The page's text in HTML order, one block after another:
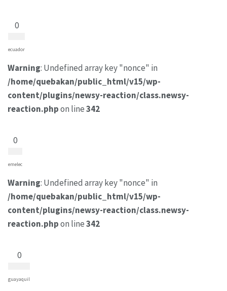
0
ecuador
Warning: Undefined array key "nonce" in
/home/quebakan/public_html/v15/wp-
content/plugins/newsy-reaction/class.newsy-
reaction.phpon line342
0
emelec
Warning: Undefined array key "nonce" in
/home/quebakan/public_html/v15/wp-
content/plugins/newsy-reaction/class.newsy-
reaction.phpon line342
0
guayaquil